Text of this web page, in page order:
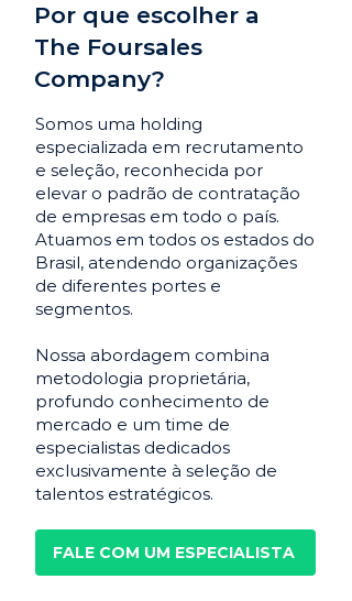
Por que escolher a
The Foursales
Company?
Somos uma holding
especializada em recrutamento
e seleção, reconhecida por
elevar o padrão de contratação
de empresas em todo o país.
Atuamos em todos os estados do
Brasil, atendendo organizações
de diferentes portes e
segmentos.
Nossa abordagem combina
metodologia proprietária,
profundo conhecimento de
mercado e um time de
especialistas dedicados
exclusivamente à seleção de
talentos estratégicos.
FALE COM UM ESPECIALISTA